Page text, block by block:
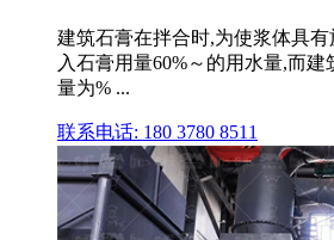
建筑石膏在拌合时,为使浆体具
入石膏用量60%～的用水量,而
量为% ...
联系电话: 180 3780 8511